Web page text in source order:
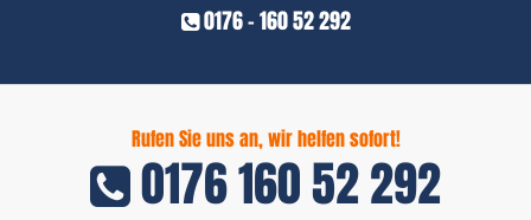
0176 - 160 52 292
Rufen Sie uns an, wir helfen sofort!
0176 160 52 292